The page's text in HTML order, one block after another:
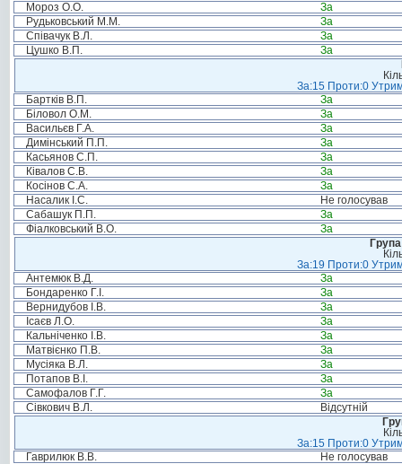
Мороз О.О.
За
Рудьковський М.М.
За
Співачук В.Л.
За
Цушко В.П.
За
За:15 Проти:0
Бартків В.П.
За
Біловол О.М.
За
Васильєв Г.А.
За
Димінський П.П.
За
Касьянов С.П.
За
Ківалов С.В.
За
Косінов С.А.
За
Насалик І.С.
Не голосував
Сабашук П.П.
За
Фіалковський В.О.
За
За:19 Проти:0
Антемюк В.Д.
За
Бондаренко Г.І.
За
Вернидубов І.В.
За
Ісаєв Л.О.
За
Кальніченко І.В.
За
Матвієнко П.В.
За
Мусіяка В.Л.
За
Потапов В.І.
За
Самофалов Г.Г.
За
Сівкович В.Л.
Відсутній
За:15 Проти:0
Гаврилюк В.В.
Не голосував